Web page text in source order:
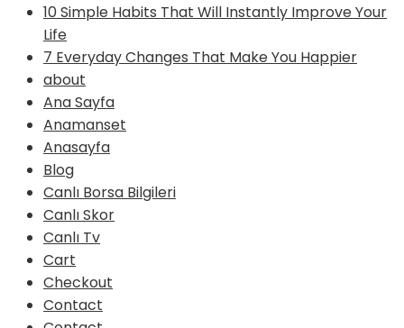
10 Simple Habits That Will Instantly Improve Your
Life
7 Everyday Changes That Make You Happier
about
Ana Sayfa
Anamanset
Anasayfa
Blog
Canlı Borsa Bilgileri
Canlı Skor
Canlı Tv
Cart
Checkout
Contact